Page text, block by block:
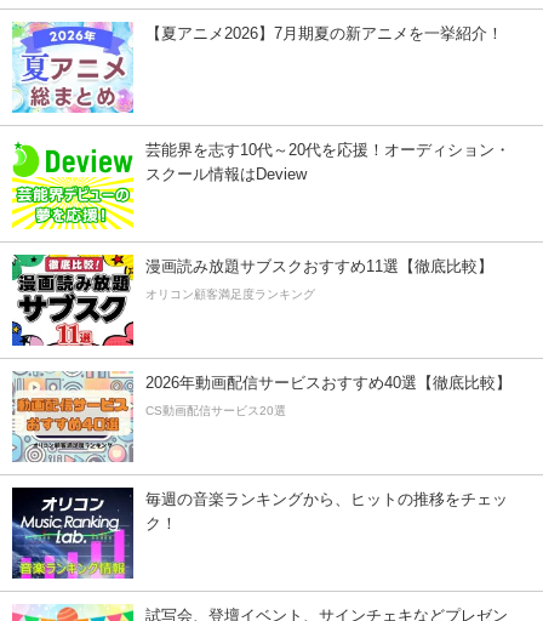
【夏アニメ2026】7月期夏の新アニメを一挙紹介！
芸能界を志す10代～20代を応援！オーディション・
スクール情報はDeview
漫画読み放題サブスクおすすめ11選【徹底比較】
オリコン顧客満足度ランキング
2026年動画配信サービスおすすめ40選【徹底比較】
CS動画配信サービス20選
毎週の音楽ランキングから、ヒットの推移をチェッ
ク！
試写会、登壇イベント、サインチェキなどプレゼン